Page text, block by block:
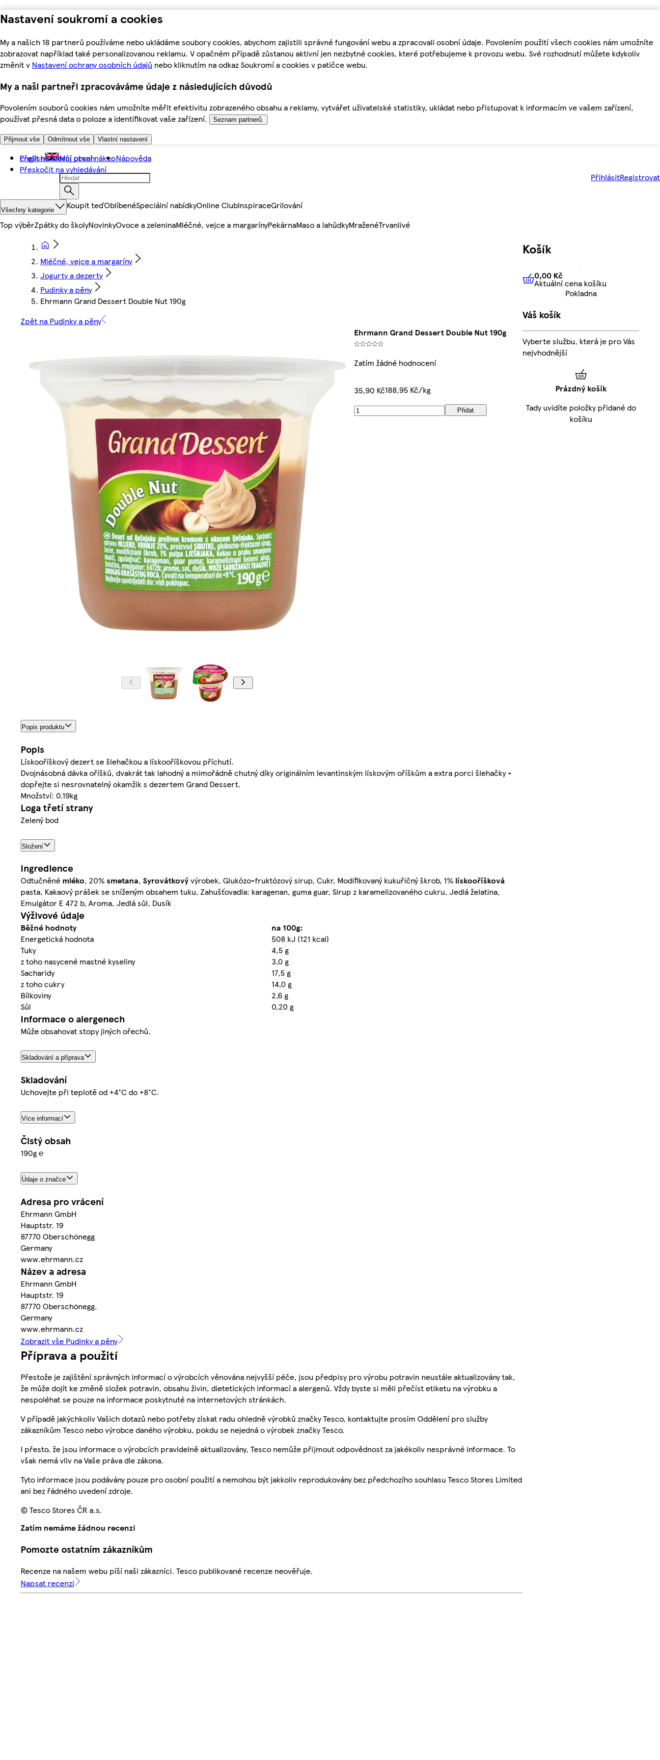
Nastavení soukromí a cookies
My a našich 18 partnerů používáme nebo ukládáme soubory cookies, abychom zajistili správné fungování webu a zpracovali osobní údaje. Povolením použití všech cookies nám umožníte
zobrazovat například také personalizovanou reklamu. V opačném případě zůstanou aktivní jen nezbytné cookies, které potřebujeme k provozu webu. Své rozhodnutí můžete kdykoliv
změnit v Nastavení ochrany osobních údajů nebo kliknutím na odkaz Soukromí a cookies v patičce webu.
My a naši partneři zpracováváme údaje z následujících důvodů
Povolením souborů cookies nám umožníte měřit efektivitu zobrazeného obsahu a reklamy, vytvářet uživatelské statistiky, ukládat nebo přistupovat k informacím ve vašem zařízení,
používat přesná data o poloze a identifikovat vaše zařízení.
Seznam partnerů.
Přijmout vše Odmítnout vše Vlastní nastavení
Přejít na hlavní obsah
Přeskočit na vyhledávání
English Můj první nákupNápověda
PřihlásitRegistrovat
Všechny kategorie Koupit teďOblíbenéSpeciální nabídkyOnline ClubInspiraceGrilování
Top výběrZpátky do školyNovinkyOvoce a zeleninaMléčné, vejce a margarínyPekárnaMaso a lahůdkyMraženéTrvanlivé
Mléčné, vejce a margaríny
Jogurty a dezerty
Pudinky a pěny
Ehrmann Grand Dessert Double Nut 190g
Zpět na Pudinky a pěny
Ehrmann Grand Dessert Double Nut 190g
Zatím žádné hodnocení
35,90 Kč188,95 Kč/kg
Přidat
Popis produktu
Popis
Lískooříškový dezert se šlehačkou a lískooříškovou příchutí.
Dvojnásobná dávka oříšků, dvakrát tak lahodný a mimořádně chutný díky originálním levantinským lískovým oříškům a extra porci šlehačky -
dopřejte si nesrovnatelný okamžik s dezertem Grand Dessert.
Množství: 0.19kg
Loga třetí strany
Zelený bod
Složení
Ingredience
Odtučněné mléko, 20%smetana, Syrovátkovývýrobek, Glukózo-fruktózový sirup, Cukr, Modifikovaný kukuřičný škrob, 1% lískooříšková
pasta, Kakaový prášek se sníženým obsahem tuku, Zahušťovadla: karagenan, guma guar, Sirup z karamelizovaného cukru, Jedlá želatina,
Emulgátor E 472 b, Aroma, Jedlá sůl, Dusík
Výživové údaje
Běžné hodnoty
na 100g:
Energetická hodnota
508 kJ (121 kcal)
Tuky
4,5 g
z toho nasycené mastné kyseliny
3,0 g
Sacharidy
17,5 g
z toho cukry
14,0 g
Bílkoviny
2,6 g
Sůl
0,20 g
Informace o alergenech
Může obsahovat stopy jiných ořechů.
Skladování a příprava
Skladování
Uchovejte při teplotě od +4°C do +8°C.
Více informací
Čistý obsah
190g ℮
Údaje o značce
Adresa pro vrácení
Ehrmann GmbH
Hauptstr. 19
87770 Oberschönegg
Germany
www.ehrmann.cz
Název a adresa
Ehrmann GmbH
Hauptstr. 19
87770 Oberschönegg.
Germany
www.ehrmann.cz
Zobrazit vše Pudinky a pěny
Příprava a použití
Přestože je zajištění správných informací o výrobcích věnována nejvyšší péče, jsou předpisy pro výrobu potravin neustále aktualizovány tak,
že může dojít ke změně složek potravin, obsahu živin, dietetických informací a alergenů. Vždy byste si měli přečíst etiketu na výrobku a
nespoléhat se pouze na informace poskytnuté na internetových stránkách.
V případě jakýchkoliv Vašich dotazů nebo potřeby získat radu ohledně výrobků značky Tesco, kontaktujte prosím Oddělení pro služby
zákazníkům Tesco nebo výrobce daného výrobku, pokdu se nejedná o výrobek značky Tesco.
I přesto, že jsou informace o výrobcích pravidelně aktualizovány, Tesco nemůže přijmout odpovědnost za jakékoliv nesprávné informace. To
však nemá vliv na Vaše práva dle zákona.
Tyto informace jsou podávány pouze pro osobní použití a nemohou být jakkoliv reprodukovány bez předchozího souhlasu Tesco Stores Limited
ani bez řádného uvedení zdroje.
© Tesco Stores ČR a.s.
Zatím nemáme žádnou recenzi
Pomozte ostatním zákazníkům
Recenze na našem webu píší naši zákazníci. Tesco publikované recenze neověřuje.
Napsat recenzi
Košík
0,00 KčAktuální cena košíku
0,00 Kč
Aktuální cena košíku
Pokladna
Váš košík
Vyberte službu, která je pro Vás
nejvhodnější
Prázdný košík
Tady uvidíte položky přidané do
košíku